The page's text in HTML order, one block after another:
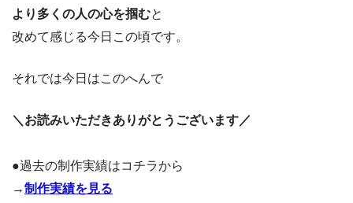
より多くの人の心を掴むと
改めて感じる今日この頃です。
それでは今日はこのへんで
＼お読みいただきありがとうございます／
●過去の制作実績はコチラから
→制作実績を見る